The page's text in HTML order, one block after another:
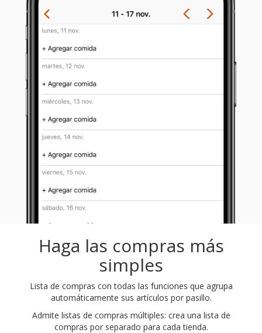
Haga las compras más
simples
Lista de compras con todas las funciones que agrupa
automáticamente sus artículos por pasillo.
Admite listas de compras múltiples: crea una lista de
compras por separado para cada tienda.